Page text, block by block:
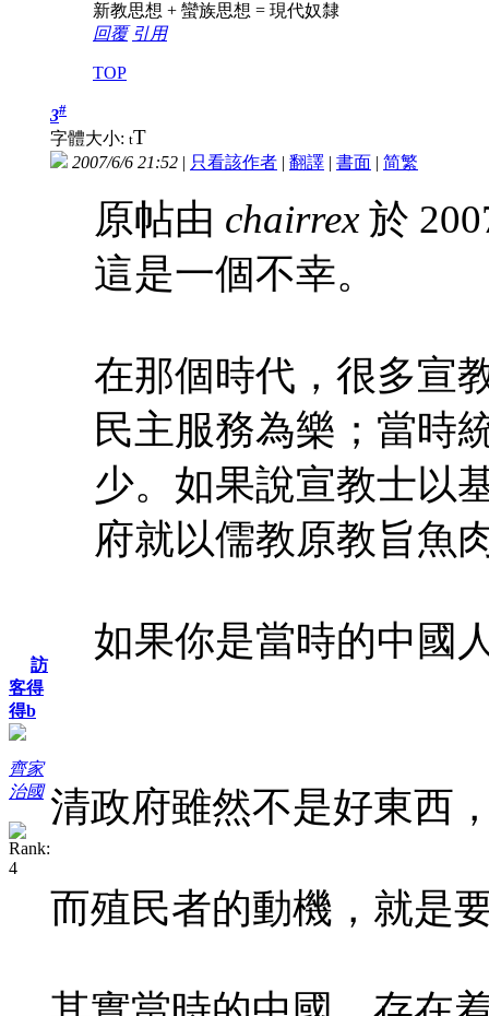
新教思想 + 蠻族思想 = 現代奴隸
回覆 引用
TOP
訪
客得
得b
齊家
治國
3#
字體大小: tT
2007/6/6 21:52 | 只看該作者 | 翻譯 | 書面 | 简繁
原帖由 chairrex 於
這是一個不幸。
在那個時代，很多宣
民主服務為樂；當時
少。如果說宣教士以
府就以儒教原教旨魚
如果你是當時的中國
清政府雖然不是好東西
而殖民者的動機，就是